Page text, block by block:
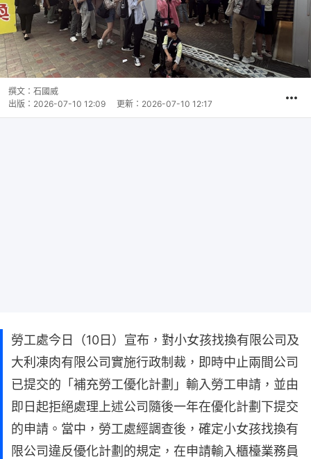
撰文： 石國威
出版： 2026-07-10 12:09 更新： 2026-07-10 12:17
勞工處今日（10日）宣布，對小女孩找換有限公司及
大利凍肉有限公司實施行政制裁，即時中止兩間公司
已提交的「補充勞工優化計劃」輸入勞工申請，並由
即日起拒絕處理上述公司隨後一年在優化計劃下提交
的申請。當中，勞工處經調查後，確定小女孩找換有
限公司違反優化計劃的規定，在申請輸入櫃檯業務員